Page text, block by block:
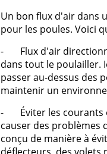
Un bon flux d'air dans
pour les poules. Voici
-
Flux d'air
dans tout le poulailler.
passer au-dessus des
maintenir un
-
Éviter les
causer des problèmes
conçu de manière à